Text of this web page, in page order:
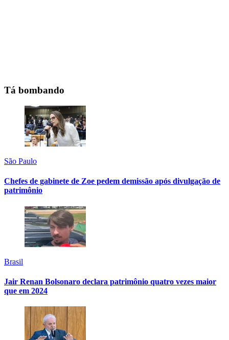
Tá bombando
São Paulo
Chefes de gabinete de Zoe pedem demissão após divulgação de
patrimônio
Brasil
Jair Renan Bolsonaro declara patrimônio quatro vezes maior
que em 2024